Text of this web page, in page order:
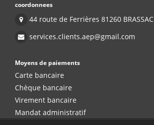
coordonnees
44 route de Ferrières 81260 BRASSAC
services.clients.aep@gmail.com
Moyens de paiements
Carte bancaire
Chèque bancaire
Virement bancaire
Mandat administratif